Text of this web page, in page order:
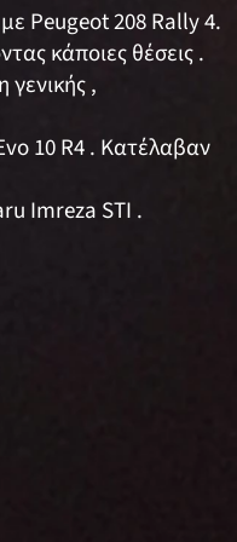
Peugeot 208 Rally 4.
κάποιες θέσεις .
,
10 R4 . Κατέλαβαν
Imreza STI .